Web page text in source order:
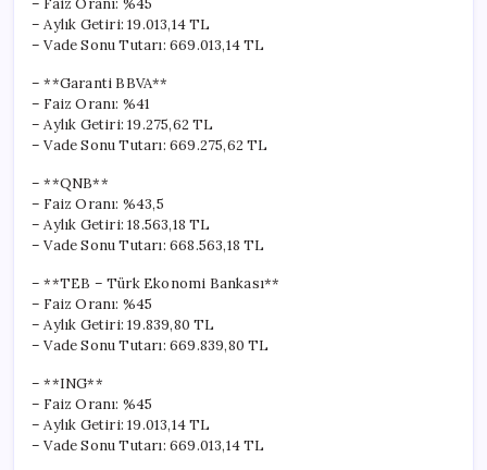
– Aylık Getiri: 19.013,14 TL
– Vade Sonu Tutarı: 669.013,14 TL
– **Garanti BBVA**
– Faiz Oranı: %41
– Aylık Getiri: 19.275,62 TL
– Vade Sonu Tutarı: 669.275,62 TL
– **QNB**
– Faiz Oranı: %43,5
– Aylık Getiri: 18.563,18 TL
– Vade Sonu Tutarı: 668.563,18 TL
– **TEB – Türk Ekonomi Bankası**
– Faiz Oranı: %45
– Aylık Getiri: 19.839,80 TL
– Vade Sonu Tutarı: 669.839,80 TL
– **ING**
– Faiz Oranı: %45
– Aylık Getiri: 19.013,14 TL
– Vade Sonu Tutarı: 669.013,14 TL